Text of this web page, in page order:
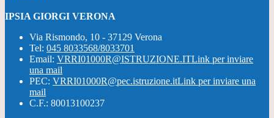
IPSIA GIORGI VERONA
Via Rismondo, 10 - 37129 Verona
Tel: 045 8033568/8033701
Email: VRRI01000R@ISTRUZIONE.ITLink per inviare
una mail
PEC: VRRI01000R@pec.istruzione.itLink per inviare una
mail
C.F.: 80013100237